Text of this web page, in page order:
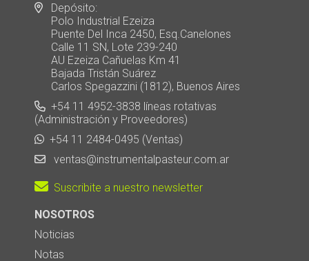
Depósito:
Polo Industrial Ezeiza
Puente Del Inca 2450, Esq.Canelones
Calle 11 SN, Lote 239-240
AU Ezeiza Cañuelas Km 41
Bajada Tristán Suárez
Carlos Spegazzini (1812), Buenos Aires
+54 11 4952-3838 líneas rotativas
(Administración y Proveedores)
+54 11 2484-0495 (Ventas)
ventas@instrumentalpasteur.com.ar
Suscribite a nuestro newsletter
NOSOTROS
Noticias
Notas